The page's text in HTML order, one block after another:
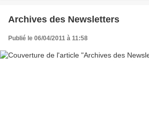
Archives des Newsletters
Publié le 06/04/2011 à 11:58